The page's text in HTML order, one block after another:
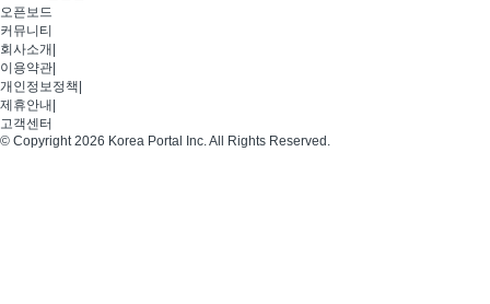
오픈보드
커뮤니티
회사소개
이용약관
개인정보정책
제휴안내
고객센터
© Copyright 2026 Korea Portal Inc. All Rights Reserved.